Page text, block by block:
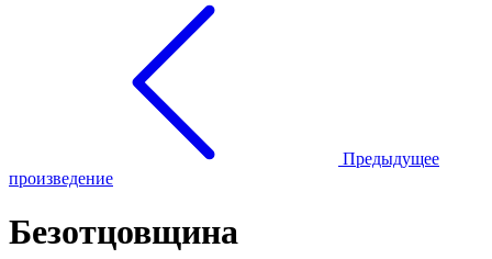
Предыдущее
произведение
Безотцовщина